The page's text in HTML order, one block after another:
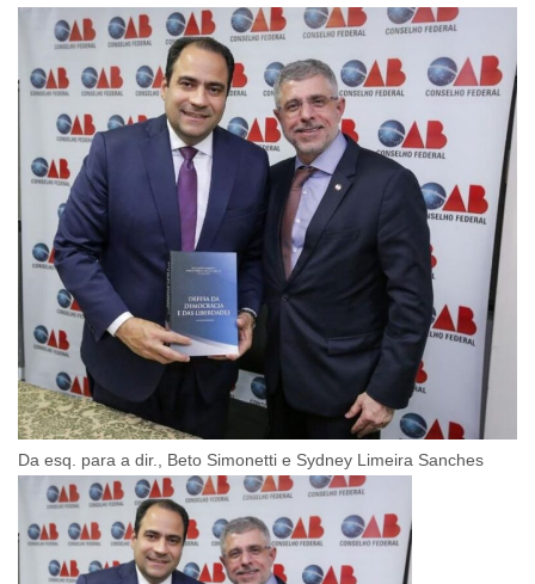
Da esq. para a dir., Beto Simonetti e Sydney Limeira Sanches